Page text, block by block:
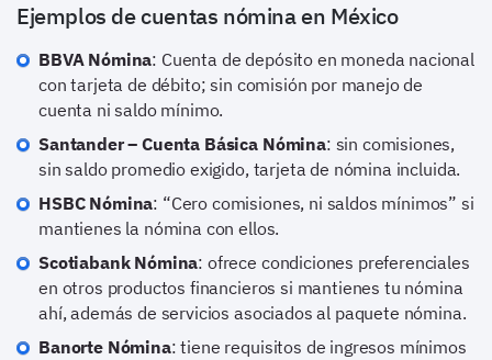
Ejemplos de cuentas nómina en México
BBVA Nómina: Cuenta de depósito en moneda nacional
con tarjeta de débito; sin comisión por manejo de
cuenta ni saldo mínimo.
Santander – Cuenta Básica Nómina: sin comisiones,
sin saldo promedio exigido, tarjeta de nómina incluida.
HSBC Nómina: “Cero comisiones, ni saldos mínimos” si
mantienes la nómina con ellos.
Scotiabank Nómina: ofrece condiciones preferenciales
en otros productos financieros si mantienes tu nómina
ahí, además de servicios asociados al paquete nómina.
Banorte Nómina: tiene requisitos de ingresos mínimos